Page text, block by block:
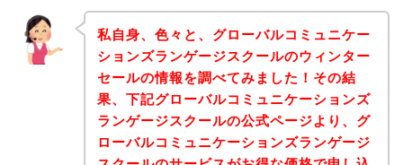
私自身、色々と、グローバルコミュニケー
ションズランゲージスクールのウィンター
セールの情報を調べてみました！その結
果、下記グローバルコミュニケーションズ
ランゲージスクールの公式ページより、グ
ローバルコミュニケーションズランゲージ